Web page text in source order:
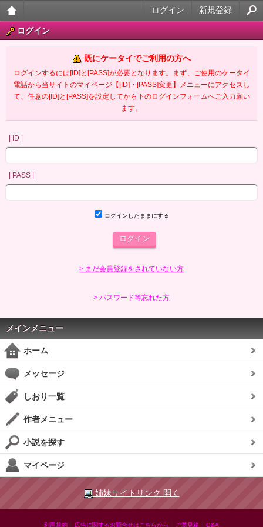
大人
ータ
イ官
新規登録
ログイン
ログイン
既にケータイでご利用の方へ
ログインするには[ID]と[PASS]が必要となります。まず、ご使用のケータイ
電話から当サイトのマイページ【[ID]・[PASS]変更】メニューにアクセスし
て、任意の[ID]と[PASS]を設定してから下のログインフォームへご入力願い
ます。
| ID |
| PASS |
ログインしたままにする
> まだ会員登録をされていない方
> パスワード等忘れた方
メインメニュー
ホーム
メッセージ
しおり一覧
作者メニュー
小説を探す
マイページ
姉妹サイトリンク 開く
利用規約 広告に関するお問合せはこちらから ご意見箱 Q&A